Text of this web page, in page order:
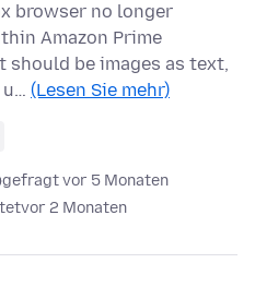
browser no longer
Amazon Prime
be images as text,
(Lesen Sie mehr)
gefragt vor 5 Monaten
vor 2 Monaten